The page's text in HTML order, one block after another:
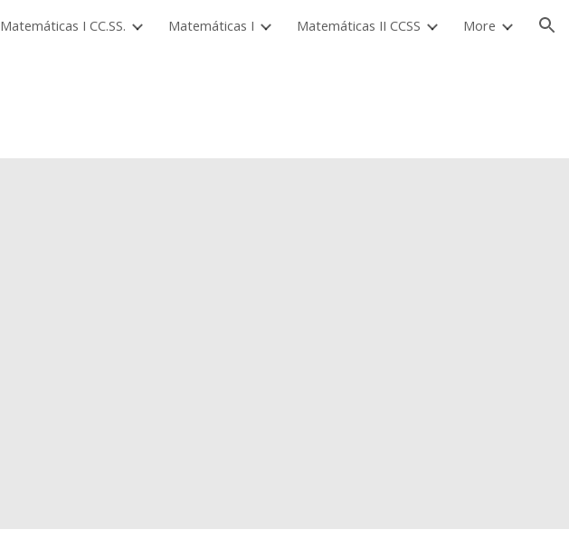
Skip to navigation
Matemáticas I CC.SS. Matemáticas I Matemáticas II CCSS More